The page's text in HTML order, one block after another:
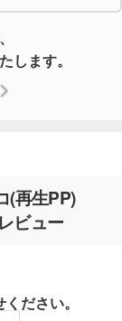
します。
(再生PP)
ビュー
ださい。